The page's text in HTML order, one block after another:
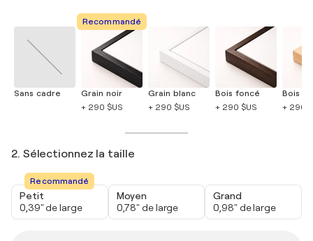
Sans cadre
Recommandé
Grain noir
+ 290 $US
Grain blanc
+ 290 $US
Bois foncé
+ 290 $US
Bois
+ 290
2. Sélectionnez la taille
Recommandé
Petit
0,39" de large
Moyen
0,78" de large
Grand
0,98" de large